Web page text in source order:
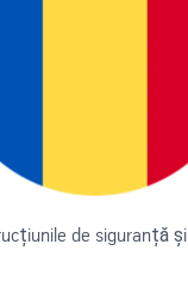
de siguranță